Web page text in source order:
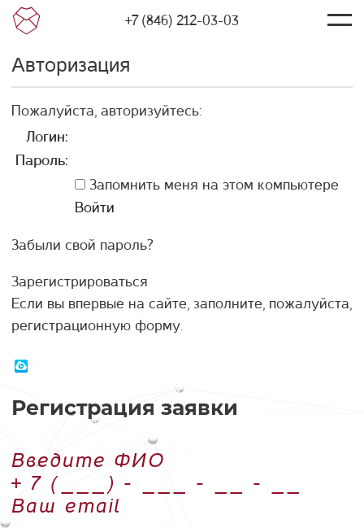
+7 (846) 212-03-03
Авторизация
Пожалуйста, авторизуйтесь:
Логин:
Пароль:
Запомнить меня на этом компьютере
Забыли свой пароль?
Зарегистрироваться
Если вы впервые на сайте, заполните, пожалуйста,
регистрационную форму.
Регистрация заявки
Введите ФИО
Номер телефона
Ваш email